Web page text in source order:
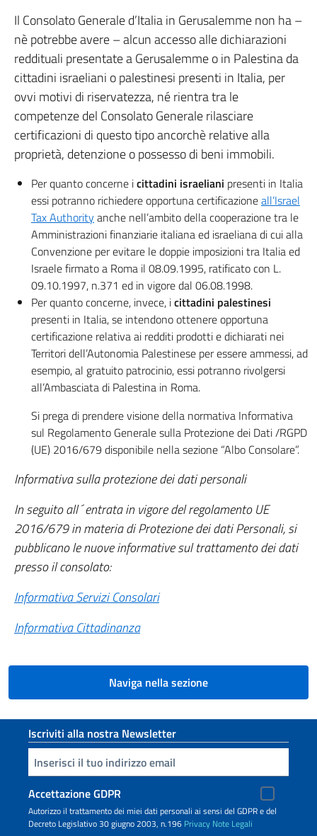
Il Consolato Generale d’Italia in Gerusalemme non ha –
nè potrebbe avere – alcun accesso alle dichiarazioni
reddituali presentate a Gerusalemme o in Palestina da
cittadini israeliani o palestinesi presenti in Italia, per
ovvi motivi di riservatezza, né rientra tra le
competenze del Consolato Generale rilasciare
certificazioni di questo tipo ancorchè relative alla
proprietà, detenzione o possesso di beni immobili.
Per quanto concerne icittadini israeliani presenti in Italia
essi potranno richiedere opportuna certificazioneall’Israel
Tax Authority anche nell’ambito della cooperazione tra le
Amministrazioni finanziarie italiana ed israeliana di cui alla
Convenzione per evitare le doppie imposizioni tra Italia ed
Israele firmato a Roma il 08.09.1995, ratificato con L.
09.10.1997, n.371 ed in vigore dal 06.08.1998.
Per quanto concerne, invece, icittadini palestinesi
presenti in Italia, se intendono ottenere opportuna
certificazione relativa ai redditi prodotti e dichiarati nei
Territori dell’Autonomia Palestinese per essere ammessi, ad
esempio, al gratuito patrocinio, essi potranno rivolgersi
all’Ambasciata di Palestina in Roma.
Si prega di prendere visione della normativa Informativa
sul Regolamento Generale sulla Protezione dei Dati /RGPD
(UE) 2016/679 disponibile nella sezione “Albo Consolare”.
Informativa sulla protezione dei dati personali
In seguito all´entrata in vigore del regolamento UE
2016/679 in materia di Protezione dei dati Personali, si
pubblicano le nuove informative sul trattamento dei dati
presso il consolato:
Informativa Servizi Consolari
Informativa Cittadinanza
Naviga nella sezione
Sezione footer
Iscriviti alla nostra Newsletter
Inserisci la tua email
Accettazione GDPR
Autorizzo il trattamento dei miei dati personali ai sensi del GDPR e del
Decreto Legislativo 30 giugno 2003, n.196 Privacy Note Legali